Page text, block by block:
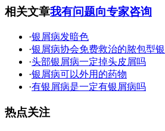
相关文章我有问题向专家咨询
·银屑病发暗色
·银屑病协会免费救治的脓包型
·头部银屑病一定掉头皮屑吗
·银屑病可以外用的药物
·有银屑病是一定有银屑病吗
热点关注